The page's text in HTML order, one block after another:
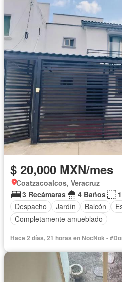
$ 20,000 MXN/mes
Coatzacoalcos, Veracruz
3 Recámaras
4 Baños
Despacho
Jardín Balcón
Completamente amueblado
Hace 2 días, 21 horas en NocNok -